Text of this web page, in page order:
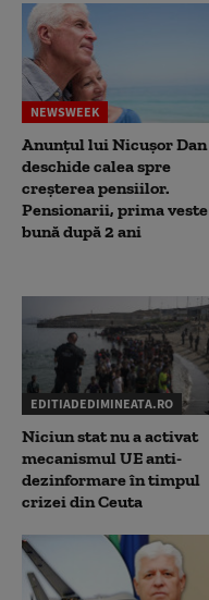
NEWSWEEK
Anunțul lui Nicușor Dan
deschide calea spre
creșterea pensiilor.
Pensionarii, prima veste
bună după 2 ani
EDITIADEDIMINEATA.RO
Niciun stat nu a activat
mecanismul UE anti-
dezinformare în timpul
crizei din Ceuta